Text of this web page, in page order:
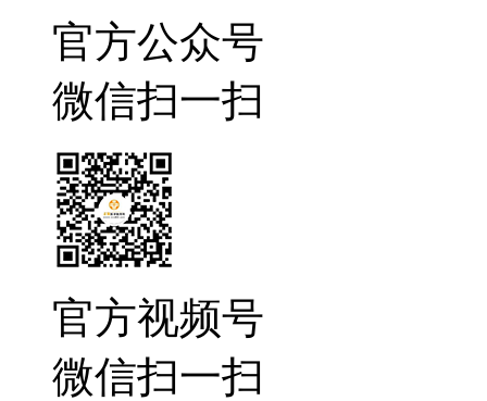
官方公众号
微信扫一扫
官方视频号
微信扫一扫